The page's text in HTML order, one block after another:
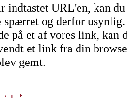
indtastet URL'en, kan
spærret og derfor usynlig.
på et af vores link, kan
et link fra din
gemt.